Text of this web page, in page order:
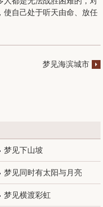
使自己处于听天由命、放任
梦见海滨城市
梦见下山坡
梦见同时有太阳与月亮
梦见横渡彩虹